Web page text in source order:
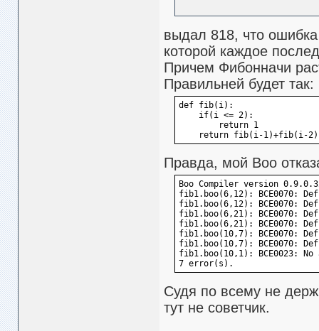
выдал 818, что
которой каждое
Причем Фибонначи
Правильней будет так:
def fib(i):
    if(i <= 2):
        return 1
    return fib(i-1)+fib(i-2)
Правда, мой Воо
Boo Compiler version
fib1.boo(6,12): BCE0070:
fib1.boo(6,12): BCE0070:
fib1.boo(6,21): BCE0070:
fib1.boo(6,21): BCE0070:
fib1.boo(10,7): BCE0070:
fib1.boo(10,7): BCE0070:
fib1.boo(10,1): BCE0023:
7 error(s).
Судя по всему не
тут не советчик.